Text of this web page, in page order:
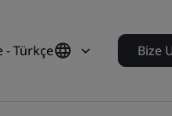
- Türkçe Bize